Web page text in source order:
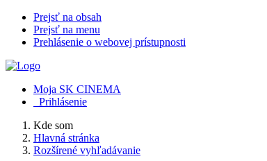
Prejsť na obsah
Prejsť na menu
Prehlásenie o webovej prístupnosti
Moja SK CINEMA
Prihlásenie
Kde som
Hlavná stránka
Rozšírené vyhľadávanie